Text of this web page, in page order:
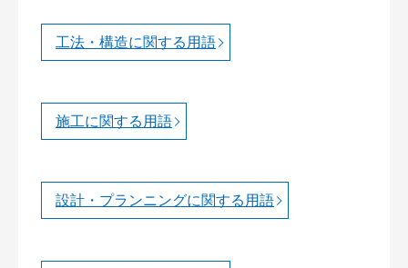
工法・構造に関する用語
施工に関する用語
設計・プランニングに関する用語